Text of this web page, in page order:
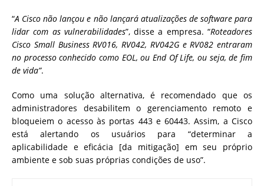
“A Cisco não lançou e não lançará atualizações de software para
lidar com as vulnerabilidades”, disse a empresa. “Roteadores
Cisco Small Business RV016, RV042, RV042G e RV082 entraram
no processo conhecido como EOL, ou End Of Life, ou seja, de fim
de vida”.
Como uma solução alternativa, é recomendado que os
administradores desabilitem o gerenciamento remoto e
bloqueiem o acesso às portas 443 e 60443. Assim, a Cisco
está alertando os usuários para “determinar a
aplicabilidade e eficácia [da mitigação] em seu próprio
ambiente e sob suas próprias condições de uso”.